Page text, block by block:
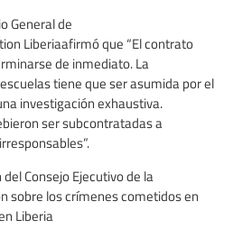
General de
Liberiaafirmó que “El contrato
de inmediato. La
tiene que ser asumida por el
investigación exhaustiva.
ser subcontratadas a
Consejo Ejecutivo de la
sobre los crímenes cometidos en
Liberia